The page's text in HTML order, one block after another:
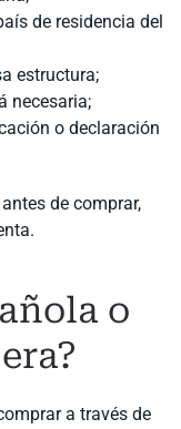
de residencia del
estructura;
necesaria;
o declaración
de comprar,
o
a través de